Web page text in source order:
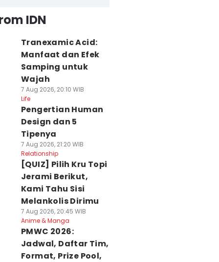
IDN
Tranexamic Acid:
Manfaat dan Efek
Samping untuk
Wajah
7 Aug 2026, 20:10 WIB
Life
Pengertian Human
Design dan 5
Tipenya
7 Aug 2026, 21:20 WIB
Relationship
[QUIZ] Pilih Kru Topi
Jerami Berikut,
Kami Tahu Sisi
Melankolis Dirimu
7 Aug 2026, 20:45 WIB
Anime & Manga
PMWC 2026:
Jadwal, Daftar Tim,
Format, Prize Pool,